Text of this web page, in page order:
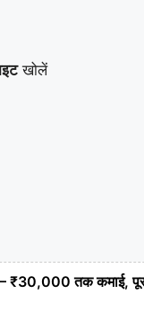
खोलें
– ₹30,000 तक कमाई,